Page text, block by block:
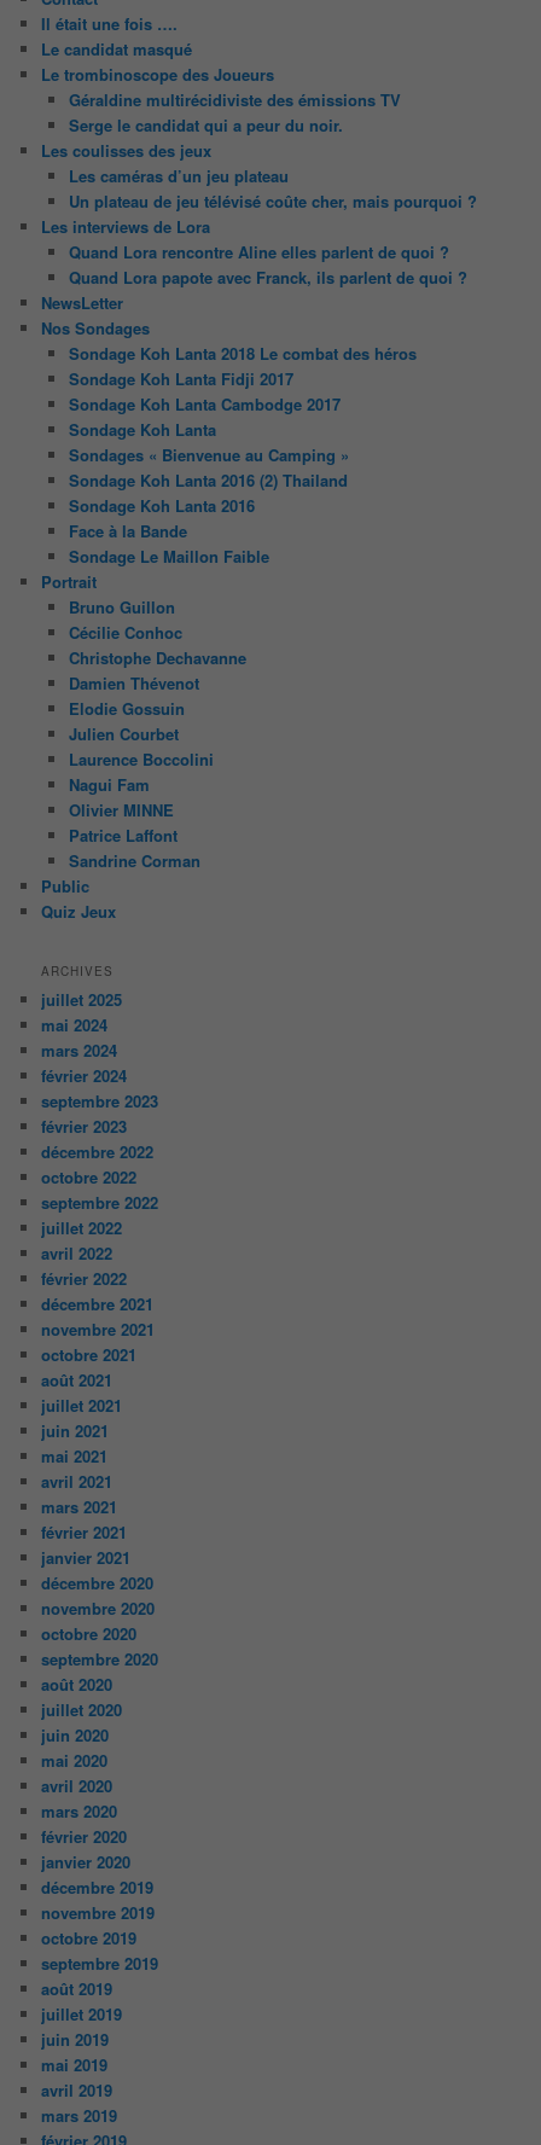
Il était une fois ….
Le candidat masqué
Le trombinoscope des Joueurs
Géraldine multirécidiviste des émissions TV
Serge le candidat qui a peur du noir.
Les coulisses des jeux
Les caméras d’un jeu plateau
Un plateau de jeu télévisé coûte cher, mais pourquoi ?
Les interviews de Lora
Quand Lora rencontre Aline elles parlent de quoi ?
Quand Lora papote avec Franck, ils parlent de quoi ?
NewsLetter
Nos Sondages
Sondage Koh Lanta 2018 Le combat des héros
Sondage Koh Lanta Fidji 2017
Sondage Koh Lanta Cambodge 2017
Sondage Koh Lanta
Sondages « Bienvenue au Camping »
Sondage Koh Lanta 2016 (2) Thailand
Sondage Koh Lanta 2016
Face à la Bande
Sondage Le Maillon Faible
Portrait
Bruno Guillon
Cécilie Conhoc
Christophe Dechavanne
Damien Thévenot
Elodie Gossuin
Julien Courbet
Laurence Boccolini
Nagui Fam
Olivier MINNE
Patrice Laffont
Sandrine Corman
Public
Quiz Jeux
ARCHIVES
juillet 2025
mai 2024
mars 2024
février 2024
septembre 2023
février 2023
décembre 2022
octobre 2022
septembre 2022
juillet 2022
avril 2022
février 2022
décembre 2021
novembre 2021
octobre 2021
août 2021
juillet 2021
juin 2021
mai 2021
avril 2021
mars 2021
février 2021
janvier 2021
décembre 2020
novembre 2020
octobre 2020
septembre 2020
août 2020
juillet 2020
juin 2020
mai 2020
avril 2020
mars 2020
février 2020
janvier 2020
décembre 2019
novembre 2019
octobre 2019
septembre 2019
août 2019
juillet 2019
juin 2019
mai 2019
avril 2019
mars 2019